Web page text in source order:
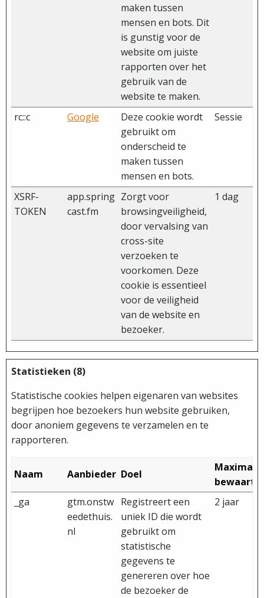
maken tussen
mensen en bots. Dit
is gunstig voor de
website om juiste
rapporten over het
gebruik van de
website te maken.
rc::c
Google
Deze cookie wordt
gebruikt om
onderscheid te
maken tussen
mensen en bots.
Sessie
XSRF-
TOKEN
app.spring
cast.fm
Zorgt voor
browsingveiligheid,
door vervalsing van
cross-site
verzoeken te
voorkomen. Deze
cookie is essentieel
voor de veiligheid
van de website en
bezoeker.
1 dag
Statistieken (8)
Statistische cookies helpen eigenaren van websites
begrijpen hoe bezoekers hun website gebruiken,
door anoniem gegevens te verzamelen en te
rapporteren.
Naam Aanbieder Doel
Maximale
_ga
gtm.onstw
eedethuis.
nl
Registreert een
uniek ID die wordt
gebruikt om
statistische
gegevens te
genereren over hoe
de bezoeker de
2 jaar